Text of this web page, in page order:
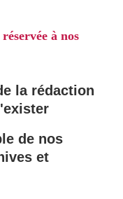
à nos
la rédaction
de nos
et